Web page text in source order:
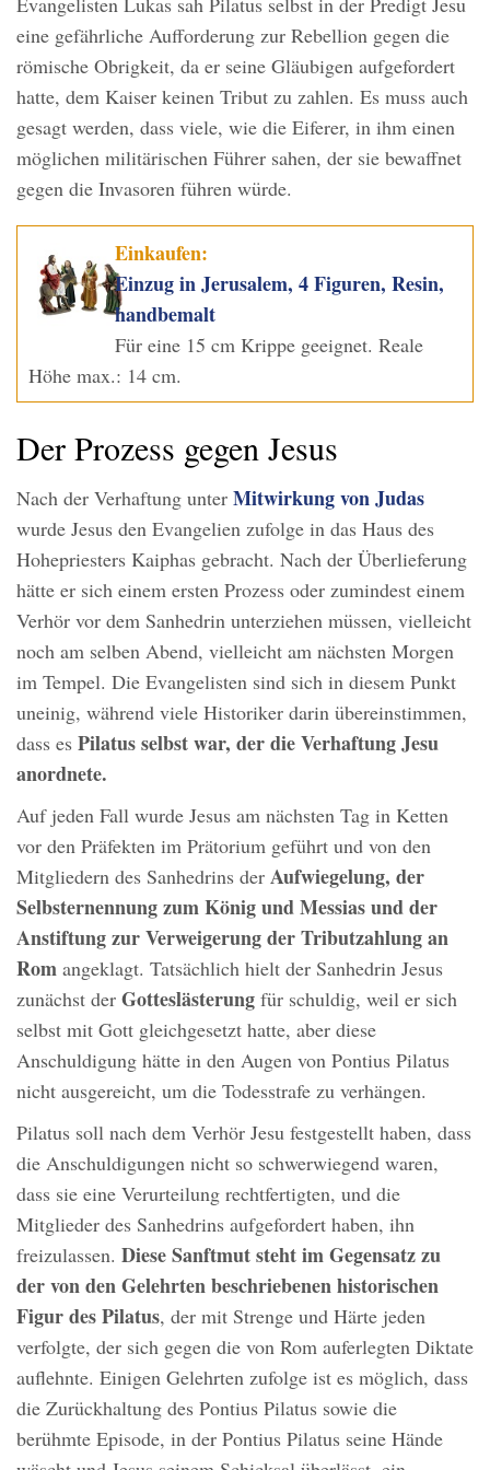
eine gefährliche Aufforderung zur Rebellion gegen die
römische Obrigkeit, da er seine Gläubigen aufgefordert
hatte, dem Kaiser keinen Tribut zu zahlen. Es muss auch
gesagt werden, dass viele, wie die Eiferer, in ihm einen
möglichen militärischen Führer sahen, der sie bewaffnet
gegen die Invasoren führen würde.
Einkaufen:
Einzug in Jerusalem, 4 Figuren, Resin,
handbemalt
Für eine 15 cm Krippe geeignet. Reale
Höhe max.: 14 cm.
Der Prozess gegen Jesus
Nach der Verhaftung unter Mitwirkung von Judas
wurde Jesus den Evangelien zufolge in das Haus des
Hohepriesters Kaiphas gebracht. Nach der Überlieferung
hätte er sich einem ersten Prozess oder zumindest einem
Verhör vor dem Sanhedrin unterziehen müssen, vielleicht
noch am selben Abend, vielleicht am nächsten Morgen
im Tempel. Die Evangelisten sind sich in diesem Punkt
uneinig, während viele Historiker darin übereinstimmen,
dass es Pilatus selbst war, der die Verhaftung Jesu
anordnete.
Auf jeden Fall wurde Jesus am nächsten Tag in Ketten
vor den Präfekten im Prätorium geführt und von den
Mitgliedern des Sanhedrins der Aufwiegelung, der
Selbsternennung zum König und Messias und der
Anstiftung zur Verweigerung der Tributzahlung an
Rom angeklagt. Tatsächlich hielt der Sanhedrin Jesus
zunächst der Gotteslästerung für schuldig, weil er sich
selbst mit Gott gleichgesetzt hatte, aber diese
Anschuldigung hätte in den Augen von Pontius Pilatus
nicht ausgereicht, um die Todesstrafe zu verhängen.
Pilatus soll nach dem Verhör Jesu festgestellt haben, dass
die Anschuldigungen nicht so schwerwiegend waren,
dass sie eine Verurteilung rechtfertigten, und die
Mitglieder des Sanhedrins aufgefordert haben, ihn
freizulassen. Diese Sanftmut steht im Gegensatz zu
der von den Gelehrten beschriebenen historischen
Figur des Pilatus, der mit Strenge und Härte jeden
verfolgte, der sich gegen die von Rom auferlegten Diktate
auflehnte. Einigen Gelehrten zufolge ist es möglich, dass
die Zurückhaltung des Pontius Pilatus sowie die
berühmte Episode, in der Pontius Pilatus seine Hände